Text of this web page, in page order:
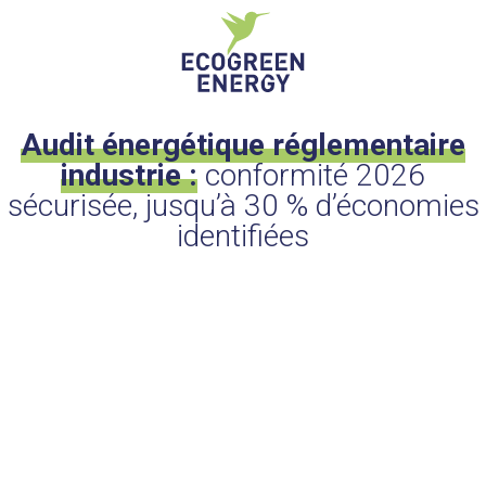
Audit énergétique réglementaire
industrie :conformité 2026
sécurisée, jusqu’à 30 % d’économies
identifiées